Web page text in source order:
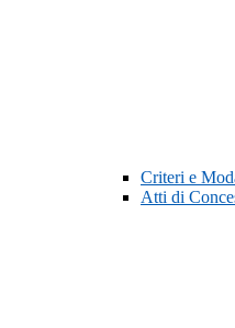
Criteri e
Atti di